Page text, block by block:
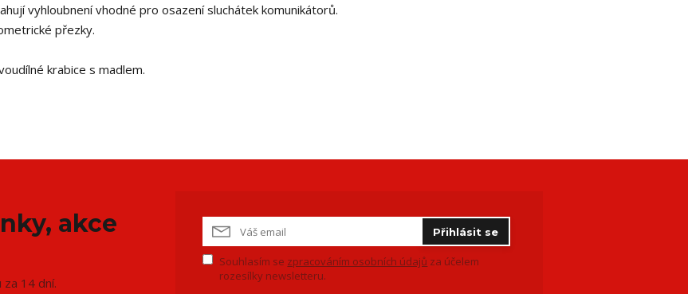
vyhloubnení vhodné pro osazení sluchátek komunikátorů.
přezky.
krabice s madlem.
akce
14 dní.
Přihlásit se
Souhlasím se zpracováním osobních údajů za účelem
rozesílky newsletteru.